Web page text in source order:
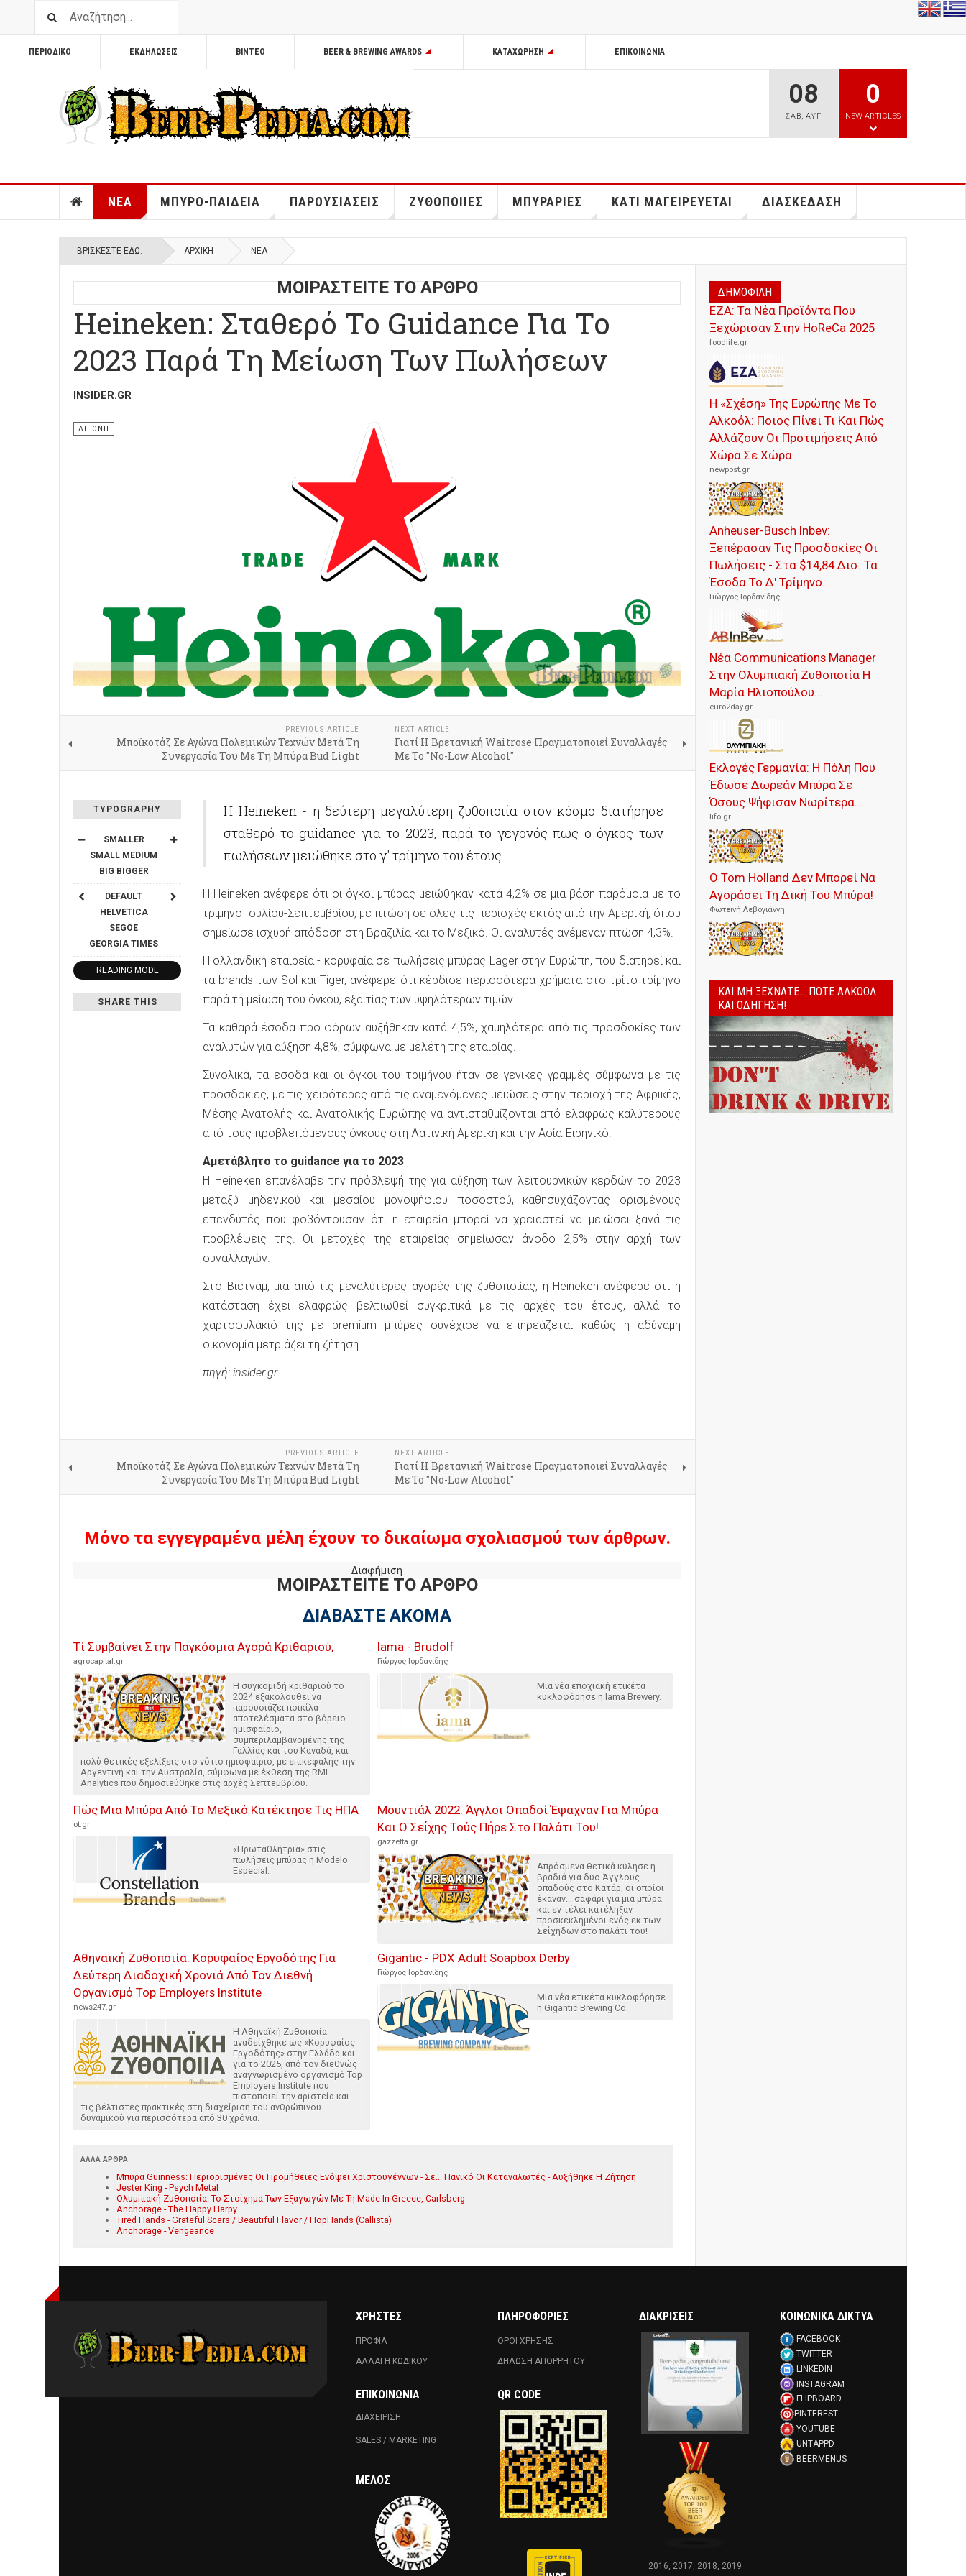
ΠΕΡΙΟΔΙΚΟ ΕΚΔΗΛΩΣΕΙΣ ΒΙΝΤΕΟ BEER & BREWING AWARDS ΚΑΤΑΧΩΡΗΣΗ ΕΠΙΚΟΙΝΩΝΊΑ
08
ΣΑΒ,ΑΥΓ
0
NEW ARTICLES
ΝΕΑ ΜΠΥΡΟ-ΠΑΙΔΕΙΑ ΠΑΡΟΥΣΙΑΣΕΙΣ ΖΥΘΟΠΟΙΙΕΣ ΜΠΥΡΑΡΙΕΣ ΚΑΤΙ ΜΑΓΕΙΡΕΥΕΤΑΙ ΔΙΑΣΚΕΔΑΣΗ
ΒΡΊΣΚΕΣΤΕ ΕΔΏ: ΑΡΧΙΚΉ ΝΕΑ
ΜΟΙΡΑΣΤΕΙΤΕ ΤΟ ΑΡΘΡΟ
Heineken: Σταθερό Το Guidance Για Το
2023 Παρά Τη Μείωση Των Πωλήσεων
INSIDER.GR
ΔΙΕΘΝΗ
PREVIOUS ARTICLE
Μποϊκοτάζ Σε Αγώνα Πολεμικών Τεχνών Μετά Τη
Συνεργασία Του Με Τη Μπύρα Bud Light
NEXT ARTICLE
Γιατί Η Βρετανική Waitrose Πραγματοποιεί Συναλλαγές
Με Το "No-Low Alcohol"
TYPOGRAPHY
SMALLER
SMALL MEDIUM
BIG BIGGER
DEFAULT
HELVETICA
SEGOE
GEORGIA TIMES
READING MODE
SHARE THIS
Η Heineken - η δεύτερη μεγαλύτερη ζυθοποιία στον κόσμο διατήρησε
σταθερό το guidance για το 2023, παρά το γεγονός πως ο όγκος των
πωλήσεων μειώθηκε στο γ' τρίμηνο του έτους.
Η Heineken ανέφερε ότι οι όγκοι μπύρας μειώθηκαν κατά 4,2% σε μια βάση παρόμοια με το
τρίμηνο Ιουλίου-Σεπτεμβρίου, με πτώση σε όλες τις περιοχές εκτός από την Αμερική, όπου
σημείωσε ισχυρή απόδοση στη Βραζιλία και το Μεξικό. Οι αναλυτές ανέμεναν πτώση 4,3%.
Η ολλανδική εταιρεία - κορυφαία σε πωλήσεις μπύρας Lager στην Ευρώπη, που διατηρεί και
τα brands των Sol και Tiger, ανέφερε ότι κέρδισε περισσότερα χρήματα στο τρίτο τρίμηνο
παρά τη μείωση του όγκου, εξαιτίας των υψηλότερων τιμών.
Τα καθαρά έσοδα προ φόρων αυξήθηκαν κατά 4,5%, χαμηλότερα από τις προσδοκίες των
αναλυτών για αύξηση 4,8%, σύμφωνα με μελέτη της εταιρίας.
Συνολικά, τα έσοδα και οι όγκοι του τριμήνου ήταν σε γενικές γραμμές σύμφωνα με τις
προσδοκίες, με τις χειρότερες από τις αναμενόμενες μειώσεις στην περιοχή της Αφρικής,
Μέσης Ανατολής και Ανατολικής Ευρώπης να αντισταθμίζονται από ελαφρώς καλύτερους
από τους προβλεπόμενους όγκους στη Λατινική Αμερική και την Ασία-Ειρηνικό.
Αμετάβλητο το guidance για το 2023
Η Heineken επανέλαβε την πρόβλεψή της για αύξηση των λειτουργικών κερδών το 2023
μεταξύ μηδενικού και μεσαίου μονοψήφιου ποσοστού, καθησυχάζοντας ορισμένους
επενδυτές που φοβόντουσαν ότι η εταιρεία μπορεί να χρειαστεί να μειώσει ξανά τις
προβλέψεις της. Οι μετοχές της εταιρείας σημείωσαν άνοδο 2,5% στην αρχή των
συναλλαγών.
Στο Βιετνάμ, μια από τις μεγαλύτερες αγορές της ζυθοποιίας, η Heineken ανέφερε ότι η
κατάσταση έχει ελαφρώς βελτιωθεί συγκριτικά με τις αρχές του έτους, αλλά το
χαρτοφυλάκιό της με premium μπύρες συνέχισε να επηρεάζεται καθώς η αδύναμη
οικονομία μετριάζει τη ζήτηση.
πηγή: insider.gr
PREVIOUS ARTICLE
Μποϊκοτάζ Σε Αγώνα Πολεμικών Τεχνών Μετά Τη
Συνεργασία Του Με Τη Μπύρα Bud Light
NEXT ARTICLE
Γιατί Η Βρετανική Waitrose Πραγματοποιεί Συναλλαγές
Με Το "No-Low Alcohol"
Μόνο τα εγγεγραμένα μέλη έχουν το δικαίωμα σχολιασμού των άρθρων.
Διαφήμιση
ΜΟΙΡΑΣΤΕΙΤΕ ΤΟ ΑΡΘΡΟ
ΔΙΑΒΑΣΤΕ ΑΚΟΜΑ
Τί Συμβαίνει Στην Παγκόσμια Αγορά Κριθαριού;
agrocapital.gr
Η συγκομιδή κριθαριού το
2024 εξακολουθεί να
παρουσιάζει ποικίλα
αποτελέσματα στο βόρειο
ημισφαίριο,
συμπεριλαμβανομένης της
Γαλλίας και του Καναδά, και
πολύ θετικές εξελίξεις στο νότιο ημισφαίριο, με επικεφαλής την
Αργεντινή και την Αυστραλία, σύμφωνα με έκθεση της RMI
Analytics που δημοσιεύθηκε στις αρχές Σεπτεμβρίου.
Iama - Brudolf
Γιώργος Ιορδανίδης
Μια νέα εποχιακή ετικέτα
κυκλοφόρησε η Iama Brewery.
Πώς Μια Μπύρα Από Το Μεξικό Κατέκτησε Τις ΗΠΑ
ot.gr
«Πρωταθλήτρια» στις
πωλήσεις μπύρας η Modelo
Especial.
Μουντιάλ 2022: Άγγλοι Οπαδοί Έψαχναν Για Μπύρα
Και Ο Σεΐχης Τούς Πήρε Στο Παλάτι Του!
gazzetta.gr
Απρόσμενα θετικά κύλησε η
βραδιά για δύο Άγγλους
οπαδούς στο Κατάρ, οι οποίοι
έκαναν... σαφάρι για μια μπύρα
και εν τέλει κατέληξαν
προσκεκλημένοι ενός εκ των
Σεΐχηδων στο παλάτι του!
Αθηναϊκή Ζυθοποιία: Κορυφαίος Εργοδότης Για
Δεύτερη Διαδοχική Χρονιά Από Τον Διεθνή
Οργανισμό Top Employers Institute
news247.gr
Η Αθηναϊκή Ζυθοποιία
αναδείχθηκε ως «Κορυφαίος
Εργοδότης» στην Ελλάδα και
για το 2025, από τον διεθνώς
αναγνωρισμένο οργανισμό Top
Employers Institute που
πιστοποιεί την αριστεία και
τις βέλτιστες πρακτικές στη διαχείριση του ανθρώπινου
δυναμικού για περισσότερα από 30 χρόνια.
Gigantic - PDX Adult Soapbox Derby
Γιώργος Ιορδανίδης
Μια νέα ετικέτα κυκλοφόρησε
η Gigantic Brewing Co.
ΆΛΛΑ ΆΡΘΡΑ
Μπύρα Guinness: Περιορισμένες Οι Προμήθειες Ενόψει Χριστουγέννων - Σε... Πανικό Οι Καταναλωτές - Αυξήθηκε Η Ζήτηση
Jester King - Psych Metal
Ολυμπιακή Ζυθοποιία: Το Στοίχημα Των Εξαγωγών Με Τη Made In Greece, Carlsberg
Anchorage - The Happy Harpy
Tired Hands - Grateful Scars / Beautiful Flavor / HopHands (Callista)
Anchorage - Vengeance
ΔΗΜΟΦΙΛΗ
ΕΖΑ: Τα Νέα Προϊόντα Που
Ξεχώρισαν Στην HoReCa 2025
foodlife.gr
Η «Σχέση» Της Ευρώπης Με Το
Αλκοόλ: Ποιος Πίνει Τι Και Πώς
Αλλάζουν Οι Προτιμήσεις Από
Χώρα Σε Χώρα...
newpost.gr
Anheuser-Busch Inbev:
Ξεπέρασαν Τις Προσδοκίες Οι
Πωλήσεις - Στα $14,84 Δισ. Τα
Έσοδα Το Δ' Τρίμηνο...
Γιώργος Ιορδανίδης
Νέα Communications Manager
Στην Ολυμπιακή Ζυθοποιία Η
Μαρία Ηλιοπούλου...
euro2day.gr
Εκλογές Γερμανία: Η Πόλη Που
Έδωσε Δωρεάν Μπύρα Σε
Όσους Ψήφισαν Νωρίτερα...
lifo.gr
Ο Tom Holland Δεν Μπορεί Να
Αγοράσει Τη Δική Του Μπύρα!
Φωτεινή Λεβογιάννη
ΚΑΙ ΜΗ ΞΕΧΝΆΤΕ... ΠΟΤΈ ΑΛΚΟΌΛ
ΚΑΙ ΟΔΉΓΗΣΗ!
ΧΡΗΣΤΕΣ
ΠΡΟΦΙΛ
ΑΛΛΑΓΗ ΚΩΔΙΚΟΥ
ΕΠΙΚΟΙΝΩΝΊΑ
ΔΙΑΧΕΙΡΙΣΗ
SALES / MARKETING
ΜΈΛΟΣ
ΠΛΗΡΟΦΟΡΙΕΣ
ΟΡΟΙ ΧΡΗΣΗΣ
ΔΗΛΩΣΗ ΑΠΟΡΡΗΤΟΥ
QR CODE
ΔΙΑΚΡΊΣΕΙΣ
2016, 2017, 2018, 2019
ΚΟΙΝΩΝΙΚΑ ΔΙΚΤΥΑ
FACEBOOK
TWITTER
LINKEDIN
INSTAGRAM
FLIPBOARD
PINTEREST
YOUTUBE
UNTAPPD
BEERMENUS